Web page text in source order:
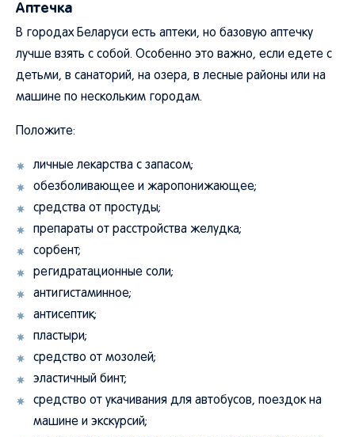
Аптечка
В городах Беларуси есть аптеки, но базовую аптечку
лучше взять с собой. Особенно это важно, если едете с
детьми, в санаторий, на озера, в лесные районы или на
машине по нескольким городам.
Положите:
личные лекарства с запасом;
обезболивающее и жаропонижающее;
средства от простуды;
препараты от расстройства желудка;
сорбент;
регидратационные соли;
антигистаминное;
антисептик;
пластыри;
средство от мозолей;
эластичный бинт;
средство от укачивания для автобусов, поездок на
машине и экскурсий;